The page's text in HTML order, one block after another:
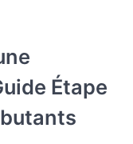
Étape